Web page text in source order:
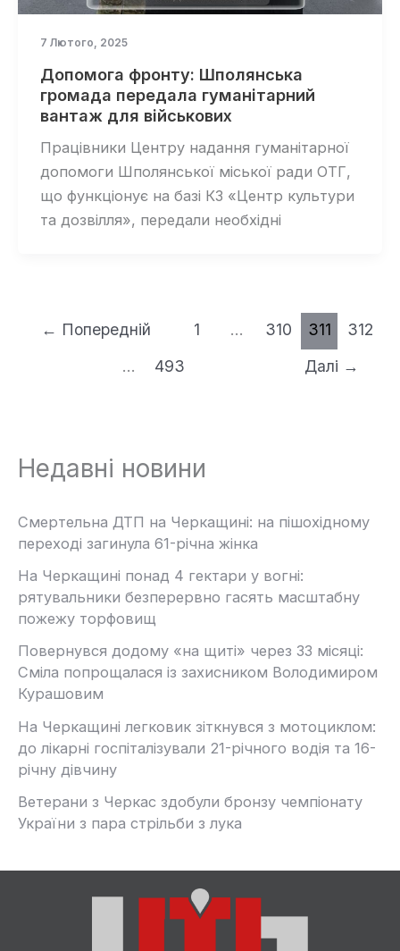
7 Лютого, 2025
Допомога фронту: Шполянська
громада передала гуманітарний
вантаж для військових
Працівники Центру надання гуманітарної
допомоги Шполянської міської ради ОТГ,
що функціонує на базі КЗ «Центр культури
та дозвілля», передали необхідні
← Попередній 1 … 310 311
312
…
493 Далі →
Недавні новини
Смертельна ДТП на Черкащині: на пішохідному
переході загинула 61-річна жінка
На Черкащині понад 4 гектари у вогні:
рятувальники безперервно гасять масштабну
пожежу торфовищ
Повернувся додому «на щиті» через 33 місяці:
Сміла попрощалася із захисником Володимиром
Курашовим
На Черкащині легковик зіткнувся з мотоциклом:
до лікарні госпіталізували 21-річного водія та 16-
річну дівчину
Ветерани з Черкас здобули бронзу чемпіонату
України з пара стрільби з лука